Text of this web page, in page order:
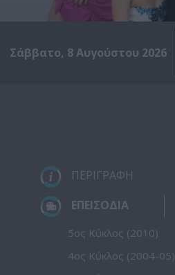
Σάββατο, 8 Αυγούστου 2026
ΠΕΡΙΓΡΑΦΗ
ΕΠΕΙΣΟΔΙΑ
5ος Κύκλος (2010)
4ος Κύκλος (2004-05)